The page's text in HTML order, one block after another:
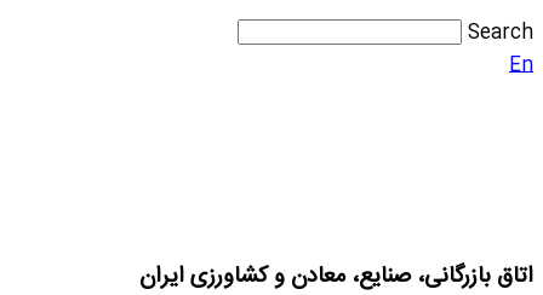
Search
En
اتاق بازرگانی، صنایع، معادن و کشاورزی ایران